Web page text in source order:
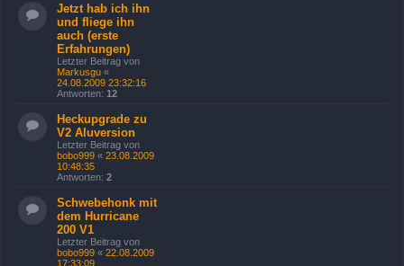
Jetzt hab ich ihn
und fliege ihn
auch (erste
Erfahrungen)
Letzter Beitrag von
Markusgu «
24.08.2009 23:32:16
Antworten: 12
Heckupgrade zu
V2 Aluversion
Letzter Beitrag von
bobo999 « 23.08.2009
10:48:35
Antworten: 2
Schwebehonk mit
dem Hurricane
200 V1
Letzter Beitrag von
bobo999 « 22.08.2009
17:33:09